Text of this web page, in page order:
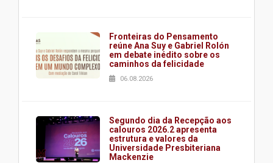
Fronteiras do Pensamento
reúne Ana Suy e Gabriel Rolón
em debate inédito sobre os
caminhos da felicidade
06.08.2026
Segundo dia da Recepção aos
calouros 2026.2 apresenta
estrutura e valores da
Universidade Presbiteriana
Mackenzie